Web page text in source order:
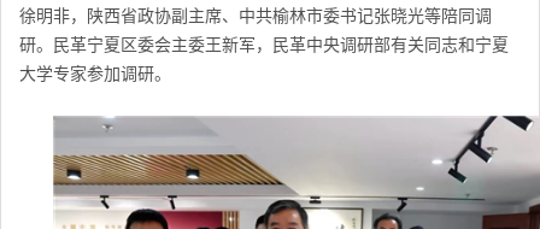
徐明非，陕西省政协副主席、中共榆林市委书记张晓光等陪同调
研。民革宁夏区委会主委王新军，民革中央调研部有关同志和宁夏
大学专家参加调研。